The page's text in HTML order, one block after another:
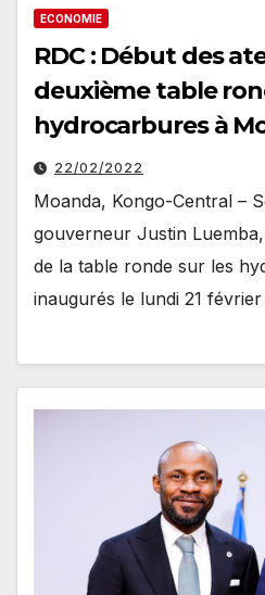
ECONOMIE
RDC : Début des
deuxième table
hydrocarbures à
22/02/2022
Moanda, Kongo-Central –
gouverneur Justin
de la table ronde sur les
inaugurés le lundi 21